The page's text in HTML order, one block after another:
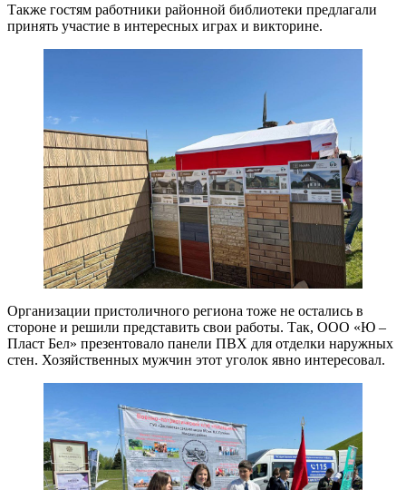
Также гостям работники районной библиотеки предлагали
принять участие в интересных играх и викторине.
Организации пристоличного региона тоже не остались в
стороне и решили представить свои работы. Так, ООО «Ю –
Пласт Бел» презентовало панели ПВХ для отделки наружных
стен. Хозяйственных мужчин этот уголок явно интересовал.